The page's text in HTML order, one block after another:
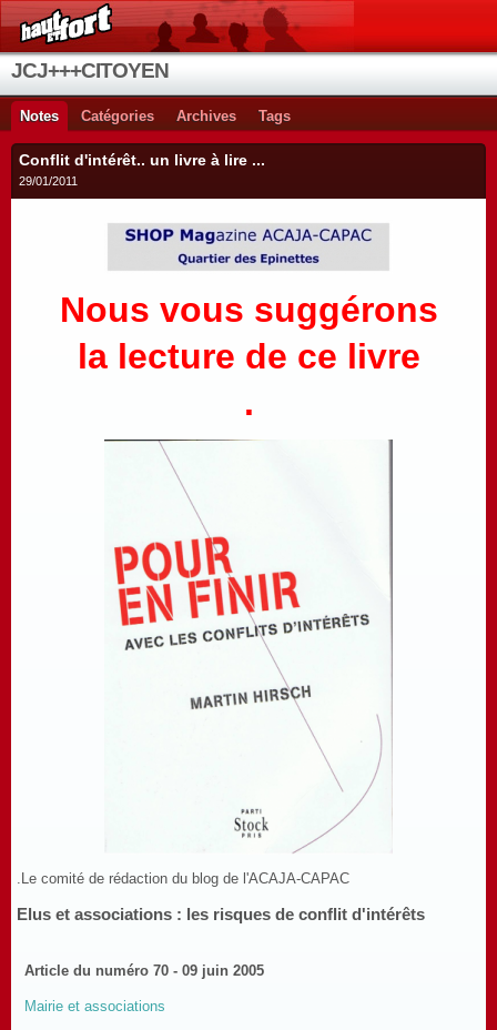
JCJ+++CITOYEN
Notes Catégories Archives Tags
Conflit d'intérêt.. un livre à lire ...
29/01/2011
Nous vous suggérons
la lecture de ce livre
.
.Le comité de rédaction du blog de l'ACAJA-CAPAC
Elus et associations : les risques de conflit d'intérêts
Article du numéro 70 - 09 juin 2005
Mairie et associations